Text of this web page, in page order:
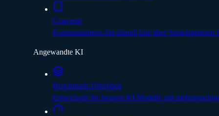
Converse
Kommunizieren Sie überall klar über Sprachgrenzen
Angewandte KI
Benchmark-Überblick
Entwickeln Sie bessere KI-Modelle mit